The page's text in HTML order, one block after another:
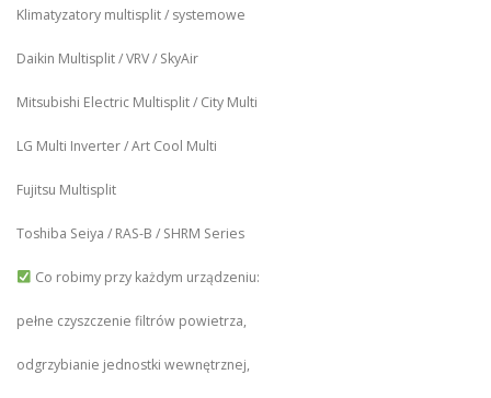
Klimatyzatory multisplit / systemowe
Daikin Multisplit / VRV / SkyAir
Mitsubishi Electric Multisplit / City Multi
LG Multi Inverter / Art Cool Multi
Fujitsu Multisplit
Toshiba Seiya / RAS-B / SHRM Series
Co robimy przy każdym urządzeniu:
pełne czyszczenie filtrów powietrza,
odgrzybianie jednostki wewnętrznej,